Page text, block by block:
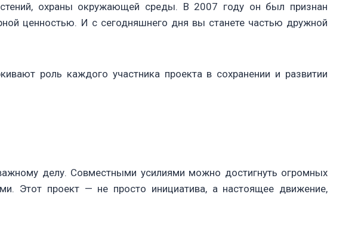
охраны окружающей среды. В 2007 году он был признан
ценностью. И с сегодняшнего дня вы станете частью дружной
роль каждого участника проекта в сохранении и развитии
делу. Совместными усилиями можно достигнуть огромных
Этот проект — не просто инициатива, а настоящее движение,